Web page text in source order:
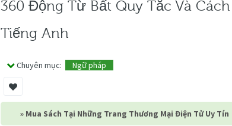
360 Động Từ Bất Quy Tắc Và
Tiếng Anh
Chuyên mục: Ngữ pháp
» Mua Sách Tại Những Trang Thương Mại Điện Tử Uy Tín